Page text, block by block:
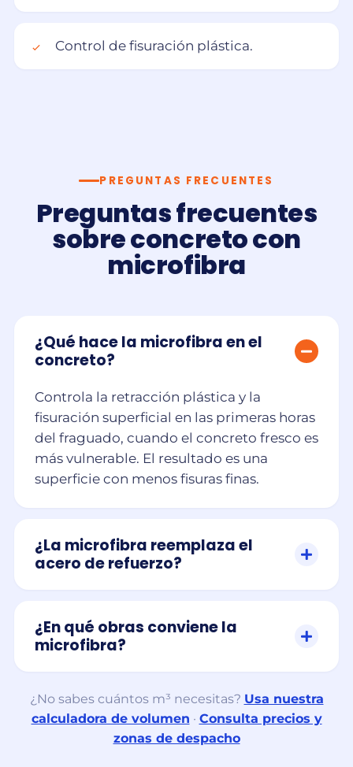
Control de fisuración plástica.
PREGUNTAS FRECUENTES
Preguntas frecuentes
sobre concreto con
microfibra
¿Qué hace la microfibra en el
concreto?
Controla la retracción plástica y la
fisuración superficial en las primeras horas
del fraguado, cuando el concreto fresco es
más vulnerable. El resultado es una
superficie con menos fisuras finas.
¿La microfibra reemplaza el
acero de refuerzo?
¿En qué obras conviene la
microfibra?
¿No sabes cuántos m³ necesitas? Usa nuestra
calculadora de volumen · Consulta precios y
zonas de despacho